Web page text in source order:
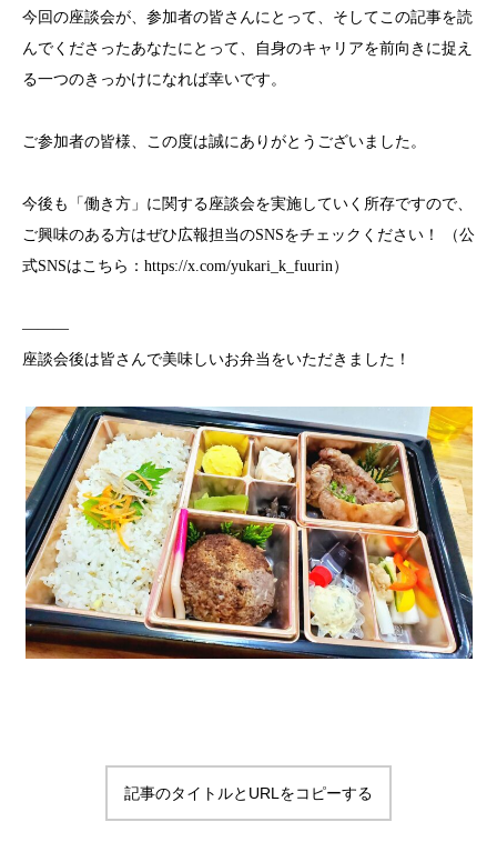
今回の座談会が、参加者の皆さんにとって、そしてこの記事を読
んでくださったあなたにとって、自身のキャリアを前向きに捉え
る一つのきっかけになれば幸いです。
ご参加者の皆様、この度は誠にありがとうございました。
今後も「働き方」に関する座談会を実施していく所存ですので、
ご興味のある方はぜひ広報担当のSNSをチェックください！ （公
式SNSはこちら： https://x.com/yukari_k_fuurin）
―――
座談会後は皆さんで美味しいお弁当をいただきました！
記事のタイトルとURLをコピーする